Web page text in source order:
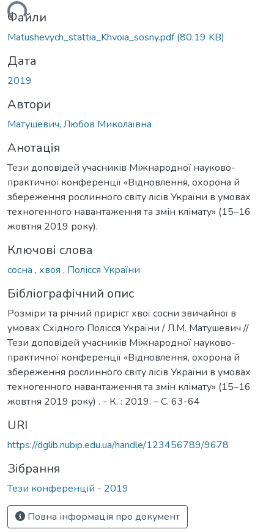
Файли
Matushevych_stattia_Khvoia_sosny.pdf(80,19 KB)
Дата
2019
Автори
Матушевич, Любов Миколаївна
Анотація
Тези доповідей учасників Міжнародної науково-
практичної конференції «Відновлення, охорона й
збереження рослинного світу лісів України в умовах
техногенного навантаження та змін клімату» (15–16
жовтня 2019 року).
Ключові слова
сосна , хвоя , Полісся України
Бібліографічний опис
Розміри та річний приріст хвої сосни звичайної в
умовах Східного Полісся України / Л.М. Матушевич //
Тези доповідей учасників Міжнародної науково-
практичної конференції «Відновлення, охорона й
збереження рослинного світу лісів України в умовах
техногенного навантаження та змін клімату» (15–16
жовтня 2019 року) . - К. : 2019. – C. 63-64
URI
https://dglib.nubip.edu.ua/handle/123456789/9678
Зібрання
Тези конференцій - 2019
Повна інформація про документ